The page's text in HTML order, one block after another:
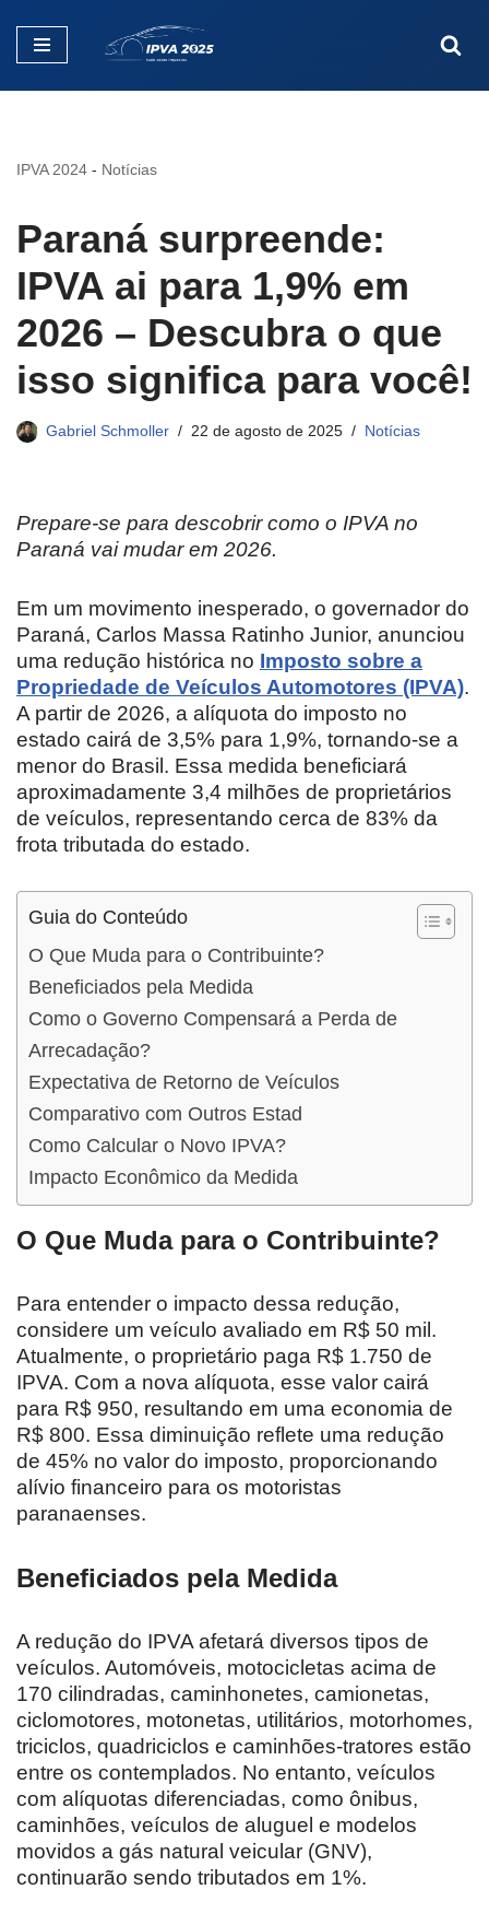
Pular
IPVA 2024 - Notícias
Paraná surpreende:
IPVA ai para 1,9% em
2026 – Descubra o que
isso significa para você!
Gabriel Schmoller 22 de agosto de 2025 Notícias
Prepare-se para descobrir como o IPVA no
Paraná vai mudar em 2026.
Em um movimento inesperado, o governador do
Paraná, Carlos Massa Ratinho Junior, anunciou
uma redução histórica no Imposto sobre a
Propriedade de Veículos Automotores (IPVA).
A partir de 2026, a alíquota do imposto no
estado cairá de 3,5% para 1,9%, tornando-se a
menor do Brasil. Essa medida beneficiará
aproximadamente 3,4 milhões de proprietários
de veículos, representando cerca de 83% da
frota tributada do estado.
Guia do Conteúdo
O Que Muda para o Contribuinte?
Beneficiados pela Medida
Como o Governo Compensará a Perda de
Arrecadação?
Expectativa de Retorno de Veículos
Comparativo com Outros Estad
Como Calcular o Novo IPVA?
Impacto Econômico da Medida
O Que Muda para o Contribuinte?
Para entender o impacto dessa redução,
considere um veículo avaliado em R$ 50 mil.
Atualmente, o proprietário paga R$ 1.750 de
IPVA. Com a nova alíquota, esse valor cairá
para R$ 950, resultando em uma economia de
R$ 800. Essa diminuição reflete uma redução
de 45% no valor do imposto, proporcionando
alívio financeiro para os motoristas
paranaenses.
Beneficiados pela Medida
A redução do IPVA afetará diversos tipos de
veículos. Automóveis, motocicletas acima de
170 cilindradas, caminhonetes, camionetas,
ciclomotores, motonetas, utilitários, motorhomes,
triciclos, quadriciclos e caminhões-tratores estão
entre os contemplados. No entanto, veículos
com alíquotas diferenciadas, como ônibus,
caminhões, veículos de aluguel e modelos
movidos a gás natural veicular (GNV),
continuarão sendo tributados em 1%.